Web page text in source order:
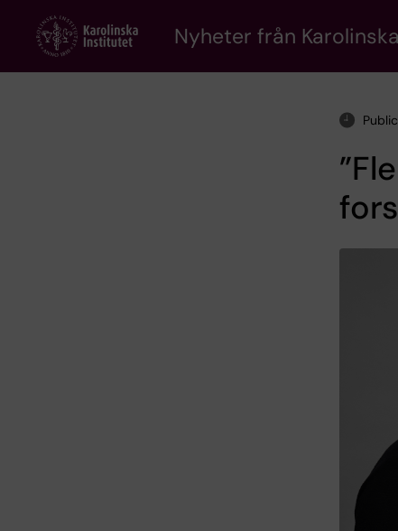
content
Nyheter från